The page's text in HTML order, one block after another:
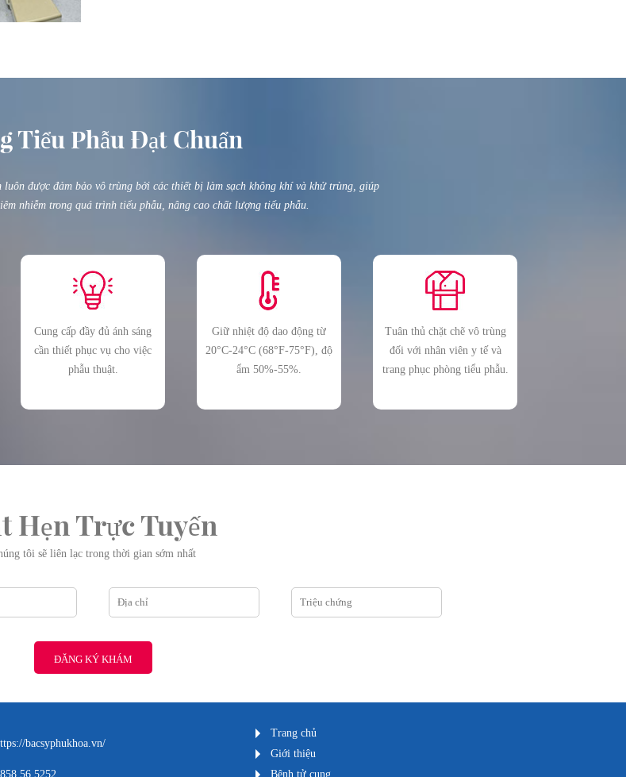
Tiểu Phẫu Đạt Chuẩn
luôn được đảm bảo vô trùng bởi các thiết bị làm sạch không khí và khử trùng, giúp
nhiễm trong quá trình tiểu phẫu, nâng cao chất lượng tiểu phẫu.
Cung cấp đầy đủ ánh sáng
cần thiết phục vụ cho việc
phẫu thuật.
Giữ nhiệt độ dao động từ
20°C-24°C (68°F-75°F), độ
ẩm 50%-55%.
Tuân thủ chặt chẽ vô trùng
đối với nhân viên y tế và
trang phục phòng tiểu phẫu.
Hẹn Trực Tuyến
tôi sẽ liên lạc trong thời gian sớm nhất
ĐĂNG KÝ KHÁM
bacsyphukhoa.vn/
Trang chủ
Giới thiệu
Bệnh tử cung